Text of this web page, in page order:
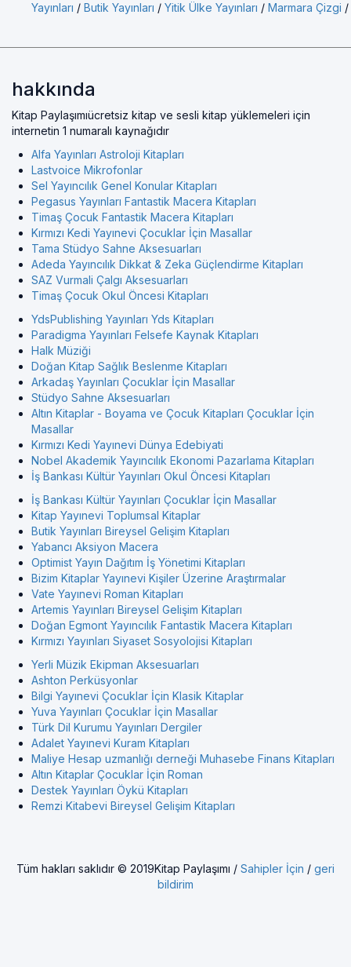
Yayınları / Butik Yayınları / Yitik Ülke Yayınları / Marmara Çizgi /
hakkında
Kitap Paylaşımıücretsiz kitap ve sesli kitap yüklemeleri için
internetin 1 numaralı kaynağıdır
Alfa Yayınları Astroloji Kitapları
Lastvoice Mikrofonlar
Sel Yayıncılık Genel Konular Kitapları
Pegasus Yayınları Fantastik Macera Kitapları
Timaş Çocuk Fantastik Macera Kitapları
Kırmızı Kedi Yayınevi Çocuklar İçin Masallar
Tama Stüdyo Sahne Aksesuarları
Adeda Yayıncılık Dikkat & Zeka Güçlendirme Kitapları
SAZ Vurmali Çalgı Aksesuarları
Timaş Çocuk Okul Öncesi Kitapları
YdsPublishing Yayınları Yds Kitapları
Paradigma Yayınları Felsefe Kaynak Kitapları
Halk Müziği
Doğan Kitap Sağlık Beslenme Kitapları
Arkadaş Yayınları Çocuklar İçin Masallar
Stüdyo Sahne Aksesuarları
Altın Kitaplar - Boyama ve Çocuk Kitapları Çocuklar İçin
Masallar
Kırmızı Kedi Yayınevi Dünya Edebiyati
Nobel Akademik Yayıncılık Ekonomi Pazarlama Kitapları
İş Bankası Kültür Yayınları Okul Öncesi Kitapları
İş Bankası Kültür Yayınları Çocuklar İçin Masallar
Kitap Yayınevi Toplumsal Kitaplar
Butik Yayınları Bireysel Gelişim Kitapları
Yabancı Aksiyon Macera
Optimist Yayın Dağıtım İş Yönetimi Kitapları
Bizim Kitaplar Yayınevi Kişiler Üzerine Araştırmalar
Vate Yayınevi Roman Kitapları
Artemis Yayınları Bireysel Gelişim Kitapları
Doğan Egmont Yayıncılık Fantastik Macera Kitapları
Kırmızı Yayınları Siyaset Sosyolojisi Kitapları
Yerli Müzik Ekipman Aksesuarları
Ashton Perküsyonlar
Bilgi Yayınevi Çocuklar İçin Klasik Kitaplar
Yuva Yayınları Çocuklar İçin Masallar
Türk Dil Kurumu Yayınları Dergiler
Adalet Yayınevi Kuram Kitapları
Maliye Hesap uzmanlığı derneği Muhasebe Finans Kitapları
Altın Kitaplar Çocuklar İçin Roman
Destek Yayınları Öykü Kitapları
Remzi Kitabevi Bireysel Gelişim Kitapları
Tüm hakları saklıdır © 2019Kitap Paylaşımı / Sahipler İçin / geri
bildirim